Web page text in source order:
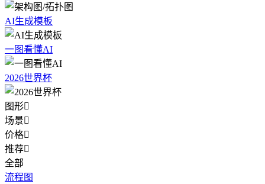
AI生成模板
一图看懂AI
2026世界杯
图形
场景
价格
推荐
全部
流程图